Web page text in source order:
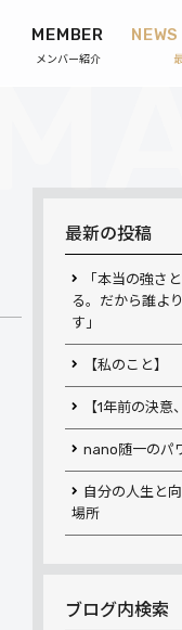
MEMBER
メンバー紹介
最新の投稿
「本当の強さ
る。だから誰よ
す」
【私のこと】
【1年前の決意
nano随一のパ
自分の人生と
場所
ブログ内検索